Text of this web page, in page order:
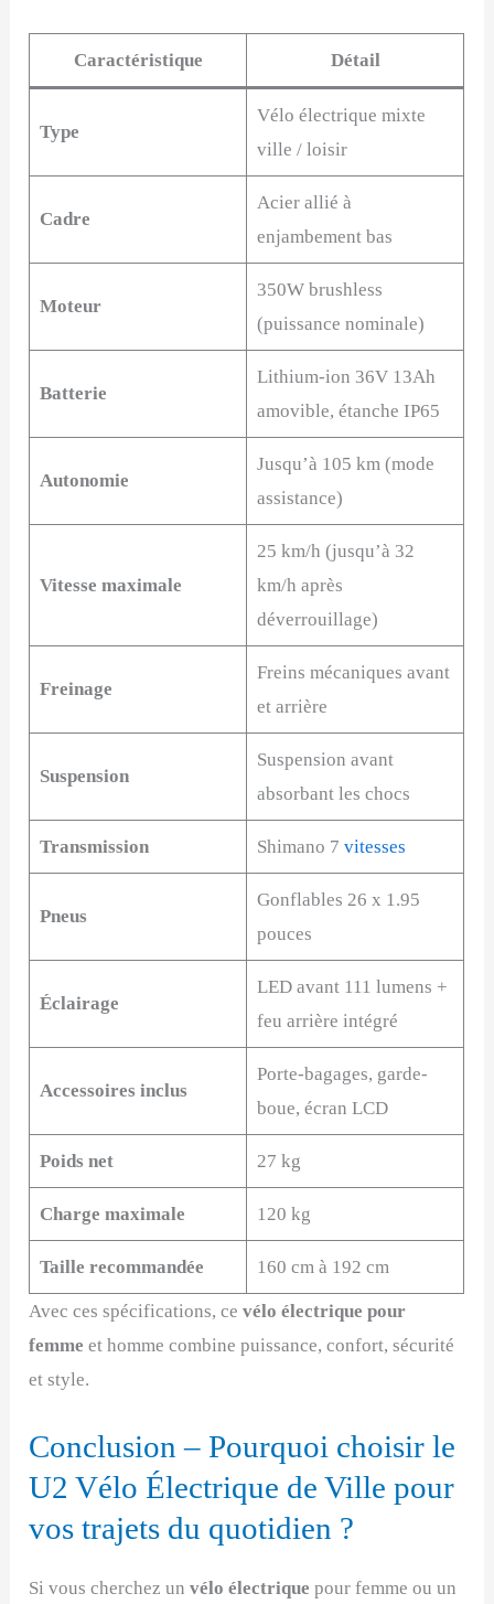
Caractéristique Détail
Type
Vélo électrique mixte
ville / loisir
Cadre
Acier allié à
enjambement bas
Moteur
350W brushless
(puissance nominale)
Batterie
Lithium-ion 36V 13Ah
amovible, étanche IP65
Autonomie
Jusqu’à 105 km (mode
assistance)
Vitesse maximale
25 km/h (jusqu’à 32
km/h après
déverrouillage)
Freinage
Freins mécaniques avant
et arrière
Suspension
Suspension avant
absorbant les chocs
Transmission Shimano 7 vitesses
Pneus
Gonflables 26 x 1.95
pouces
Éclairage
LED avant 111 lumens +
feu arrière intégré
Accessoires inclus
Porte-bagages, garde-
boue, écran LCD
Poids net 27 kg
Charge maximale 120 kg
Taille recommandée 160 cm à 192 cm
Avec ces spécifications, cevélo électrique pour
femme et homme combine puissance, confort, sécurité
et style.
Conclusion – Pourquoi choisir le
U2 Vélo Électrique de Ville pour
vos trajets du quotidien ?
Si vous cherchez unvélo électrique pour femme ou un